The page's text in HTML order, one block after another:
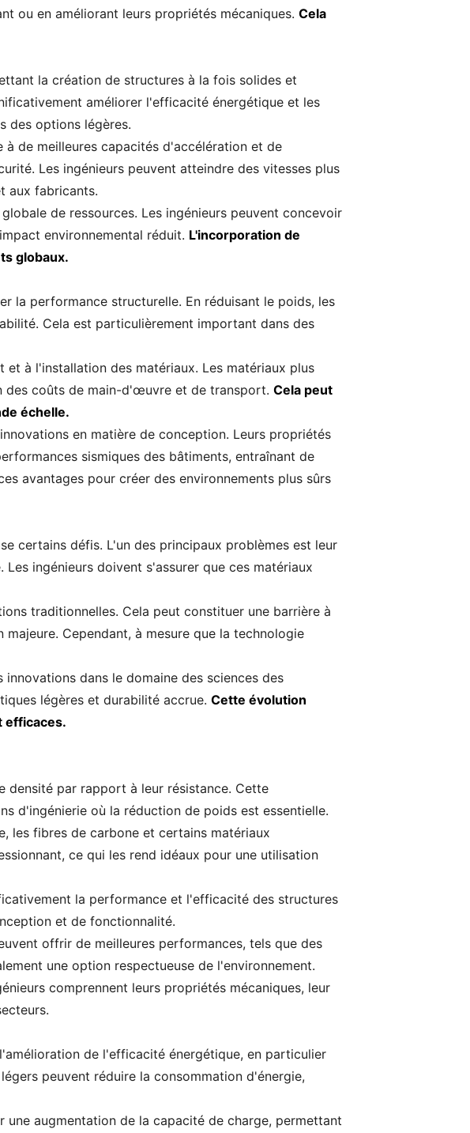
ou en améliorant leurs propriétés mécaniques. Cela
la création de structures à la fois solides et
améliorer l'efficacité énergétique et les
des options légères.
de meilleures capacités d'accélération et de
Les ingénieurs peuvent atteindre des vitesses plus
aux fabricants.
de ressources. Les ingénieurs peuvent concevoir
environnemental réduit. L'incorporation de
globaux.
la performance structurelle. En réduisant le poids, les
Cela est particulièrement important dans des
à l'installation des matériaux. Les matériaux plus
des coûts de main-d'œuvre et de transport. Cela peut
échelle.
en matière de conception. Leurs propriétés
sismiques des bâtiments, entraînant de
avantages pour créer des environnements plus sûrs
certains défis. L'un des principaux problèmes est leur
ingénieurs doivent s'assurer que ces matériaux
traditionnelles. Cela peut constituer une barrière à
Cependant, à mesure que la technologie
dans le domaine des sciences des
légères et durabilité accrue. Cette évolution
efficaces.
densité par rapport à leur résistance. Cette
d'ingénierie où la réduction de poids est essentielle.
les fibres de carbone et certains matériaux
ce qui les rend idéaux pour une utilisation
la performance et l'efficacité des structures
et de fonctionnalité.
offrir de meilleures performances, tels que des
une option respectueuse de l'environnement.
comprennent leurs propriétés mécaniques, leur
de l'efficacité énergétique, en particulier
peuvent réduire la consommation d'énergie,
augmentation de la capacité de charge, permettant